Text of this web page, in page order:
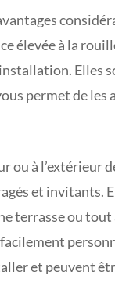
élevée à la
Elles
permet de les
ou à l’extérieur
et invitants.
terrasse ou tout
et peuvent